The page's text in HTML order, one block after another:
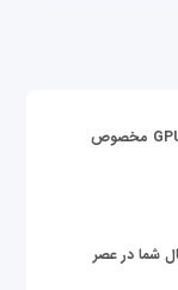
قیمت سرور گرافیکی | خرید GPU Server مخصوص
شما در عصر